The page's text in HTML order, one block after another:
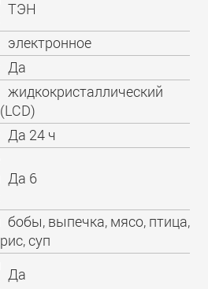
ТЭН
электронное
Да
жидкокристаллический
(LCD)
Да 24 ч
Да 6
бобы, выпечка, мясо, птица,
рис, суп
Да